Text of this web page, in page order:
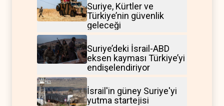
Suriye, Kürtler ve
Türkiye’nin güvenlik
geleceği
Suriye’deki İsrail-ABD
eksen kayması Türkiye’yi
endişelendiriyor
İsrail'in güney Suriye'yi
yutma startejisi